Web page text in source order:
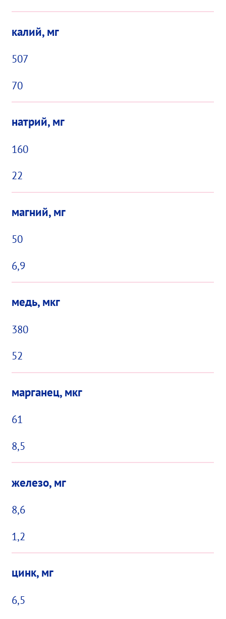
калий, мг
507
70
натрий, мг
160
22
магний, мг
50
6,9
медь, мкг
380
52
марганец, мкг
61
8,5
железо, мг
8,6
1,2
цинк, мг
6,5